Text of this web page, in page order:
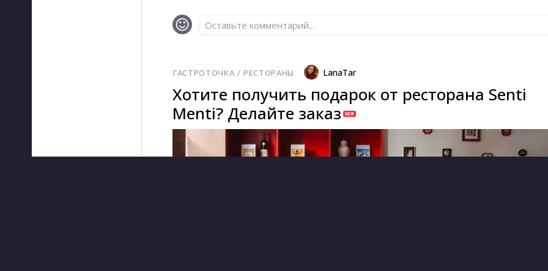
Оставьте комментарий...
ГАСТРОТОЧКА / РЕСТОРАНЫ LanaTar
Хотите получить подарок от ресторана Senti
Menti? Делайте заказ